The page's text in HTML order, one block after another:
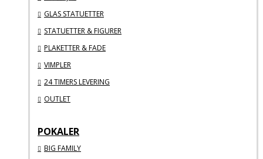
GLAS STATUETTER
STATUETTER & FIGURER
PLAKETTER & FADE
VIMPLER
24 TIMERS LEVERING
OUTLET
POKALER
BIG FAMILY